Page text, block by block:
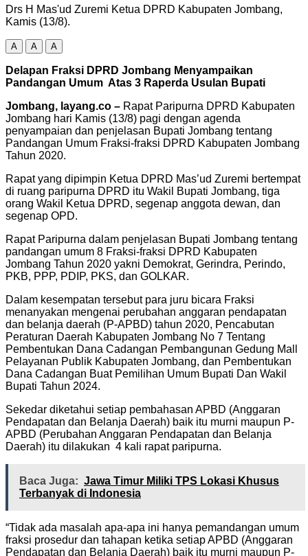
Drs H Mas'ud Zuremi Ketua DPRD Kabupaten Jombang,
Kamis (13/8).
A A A
Delapan Fraksi DPRD Jombang Menyampaikan
Pandangan Umum Atas 3 Raperda Usulan Bupati
Jombang, layang.co – Rapat Paripurna DPRD Kabupaten
Jombang hari Kamis (13/8) pagi dengan agenda
penyampaian dan penjelasan Bupati Jombang tentang
Pandangan Umum Fraksi-fraksi DPRD Kabupaten Jombang
Tahun 2020.
Rapat yang dipimpin Ketua DPRD Mas’ud Zuremi bertempat
di ruang paripurna DPRD itu Wakil Bupati Jombang, tiga
orang Wakil Ketua DPRD, segenap anggota dewan, dan
segenap OPD.
Rapat Paripurna dalam penjelasan Bupati Jombang tentang
pandangan umum 8 Fraksi-fraksi DPRD Kabupaten
Jombang Tahun 2020 yakni Demokrat, Gerindra, Perindo,
PKB, PPP, PDIP, PKS, dan GOLKAR.
Dalam kesempatan tersebut para juru bicara Fraksi
menanyakan mengenai perubahan anggaran pendapatan
dan belanja daerah (P-APBD) tahun 2020, Pencabutan
Peraturan Daerah Kabupaten Jombang No 7 Tentang
Pembentukan Dana Cadangan Pembangunan Gedung Mall
Pelayanan Publik Kabupaten Jombang, dan Pembentukan
Dana Cadangan Buat Pemilihan Umum Bupati Dan Wakil
Bupati Tahun 2024.
Sekedar diketahui setiap pembahasan APBD (Anggaran
Pendapatan dan Belanja Daerah) baik itu murni maupun P-
APBD (Perubahan Anggaran Pendapatan dan Belanja
Daerah) itu dilakukan 4 kali rapat paripurna.
Baca Juga: Jawa Timur Miliki TPS Lokasi Khusus
Terbanyak di Indonesia
“Tidak ada masalah apa-apa ini hanya pemandangan umum
fraksi prosedur dan tahapan ketika setiap APBD (Anggaran
Pendapatan dan Belanja Daerah) baik itu murni maupun P-